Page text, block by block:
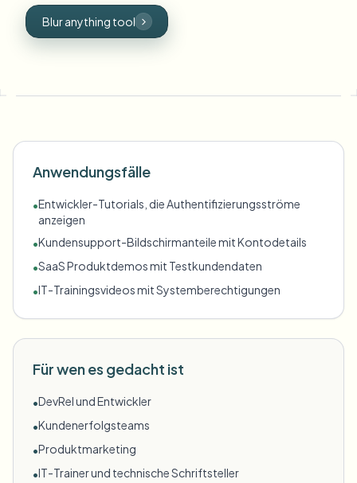
Blur anything tool
Anwendungsfälle
•Entwickler-Tutorials, die Authentifizierungsströme
anzeigen
•Kundensupport-Bildschirmanteile mit Kontodetails
•SaaS Produktdemos mit Testkundendaten
•IT-Trainingsvideos mit Systemberechtigungen
Für wen es gedacht ist
•DevRel und Entwickler
•Kundenerfolgsteams
•Produktmarketing
•IT-Trainer und technische Schriftsteller